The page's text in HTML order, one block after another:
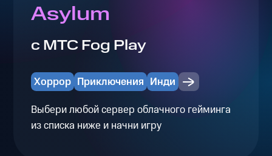
Asylum
с МТС Fog Play
Хоррор Приключения Инди
Выбери любой сервер облачного гейминга
из списка ниже и начни игру